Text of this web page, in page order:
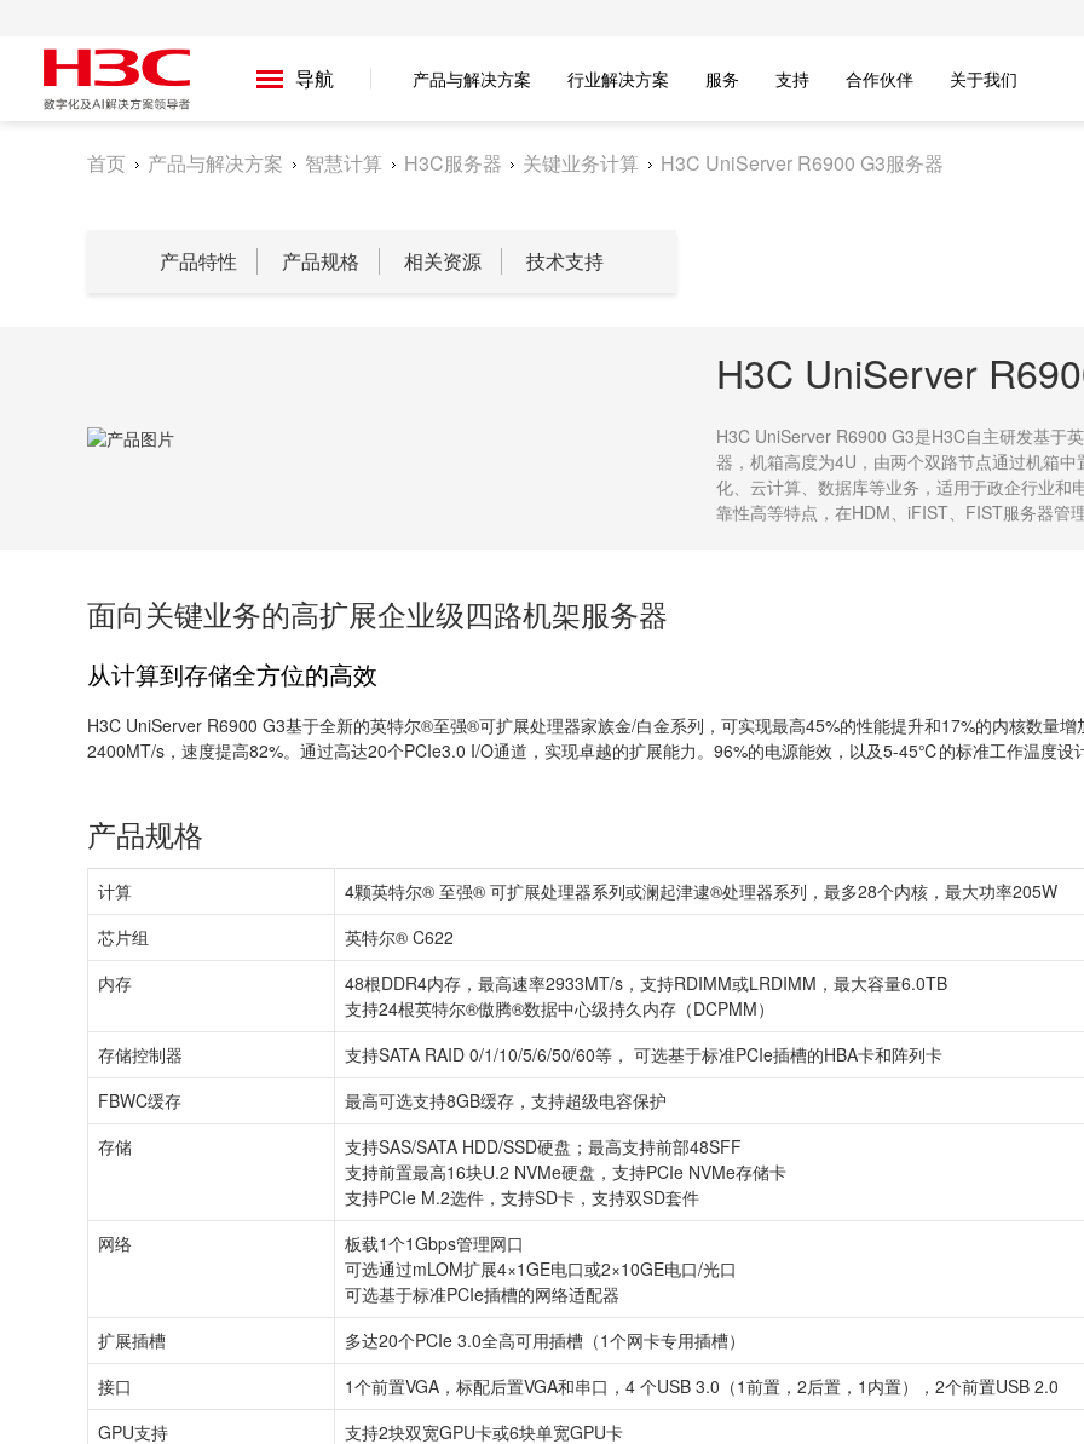
导航 产品与解决方案 行业解决方案 服务 支持 合作伙伴 关于我们
首页 产品与解决方案 智慧计算 H3C服务器 关键业务计算 H3C UniServer R6900 G3服务器
产品特性 产品规格 相关资源 技术支持
H3C UniServer
H3C UniServer R6900 G3是H3C自主研发基于
器，机箱高度为4U，由两个双路节点通过机箱
化、云计算、数据库等业务，适用于政企行业
靠性高等特点，在HDM、iFIST、FIST服务器管
面向关键业务的高扩展企业级四路机架服务器
从计算到存储全方位的高效
H3C UniServer R6900 G3基于全新的英特尔®至强®可扩展处理器家族金/白金系列，可实现最高45%的性能提升和17%的内核数量
2400MT/s，速度提高82%。通过高达20个PCIe3.0 I/O通道，实现卓越的扩展能力。96%的电源能效，以及5-45℃的标准工作温度设
产品规格
计算
4颗英特尔® 至强® 可扩展处理器系列或澜起津逮®处理器系列，最多28个内核，最大功率205W
芯片组
英特尔® C622
内存
48根DDR4内存，最高速率2933MT/s，支持RDIMM或LRDIMM，最大容量6.0TB
支持24根英特尔®傲腾®数据中心级持久内存（DCPMM）
存储控制器
支持SATA RAID 0/1/10/5/6/50/60等， 可选基于标准PCIe插槽的HBA卡和阵列卡
FBWC缓存
最高可选支持8GB缓存，支持超级电容保护
存储
支持SAS/SATA HDD/SSD硬盘；最高支持前部48SFF
支持前置最高16块U.2 NVMe硬盘，支持PCIe NVMe存储卡
支持PCIe M.2选件，支持SD卡，支持双SD套件
网络
板载1个1Gbps管理网口
可选通过mLOM扩展4×1GE电口或2×10GE电口/光口
可选基于标准PCIe插槽的网络适配器
扩展插槽
多达20个PCIe 3.0全高可用插槽（1个网卡专用插槽）
接口
1个前置VGA，标配后置VGA和串口，4 个USB 3.0（1前置，2后置，1内置），2个前置USB 2.0
GPU支持
支持2块双宽GPU卡或6块单宽GPU卡